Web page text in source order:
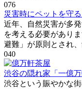
076
災害時にペットを守
近年、自然災害が多
を考える必要があり
避難」が原則とされ
040
渋谷の隠れ家「一億
渋谷という賑やかな